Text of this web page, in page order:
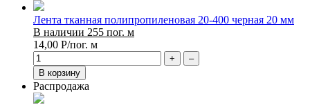
Лента тканная полипропиленовая 20-400 черная 20 мм
В наличии 255 пог. м
14,00 Р/пог. м
+
–
В корзину
Распродажа